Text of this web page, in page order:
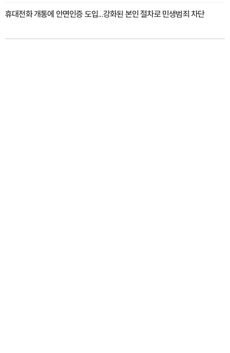
휴대전화 개통에 안면인증 도입...강화된 본인 절차로 민생범죄 차단